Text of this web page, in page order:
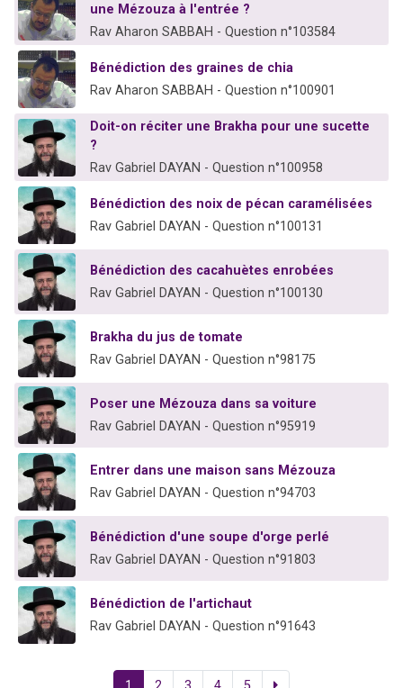
une Mézouza à l'entrée ?
Rav Aharon SABBAH - Question n°103584
Bénédiction des graines de chia
Rav Aharon SABBAH - Question n°100901
Doit-on réciter une Brakha pour une sucette
?
Rav Gabriel DAYAN - Question n°100958
Bénédiction des noix de pécan caramélisées
Rav Gabriel DAYAN - Question n°100131
Bénédiction des cacahuètes enrobées
Rav Gabriel DAYAN - Question n°100130
Brakha du jus de tomate
Rav Gabriel DAYAN - Question n°98175
Poser une Mézouza dans sa voiture
Rav Gabriel DAYAN - Question n°95919
Entrer dans une maison sans Mézouza
Rav Gabriel DAYAN - Question n°94703
Bénédiction d'une soupe d'orge perlé
Rav Gabriel DAYAN - Question n°91803
Bénédiction de l'artichaut
Rav Gabriel DAYAN - Question n°91643